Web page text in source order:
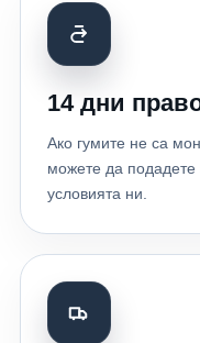
14 дни
Ако гумите не са
можете да
условията ни.